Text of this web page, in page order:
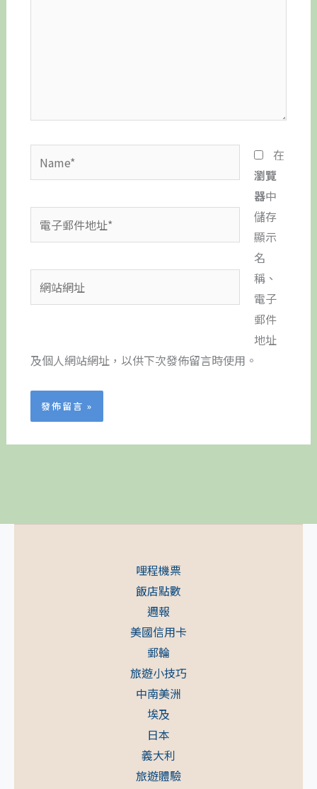
電
地
在
瀏覽
器中
儲存
顯示
名
稱、
電子
郵件
地址
及個人網站網址，以供下次發佈留言時使用。
哩程機票
飯店點數
週報
美國信用卡
郵輪
旅遊小技巧
中南美洲
埃及
日本
義大利
旅遊體驗